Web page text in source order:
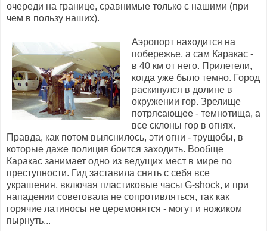
очереди на границе, сравнимые только с нашими (при
чем в пользу наших).
Аэропорт находится на
побережье, а сам Каракас -
в 40 км от него. Прилетели,
когда уже было темно. Город
раскинулся в долине в
окружении гор. Зрелище
потрясающее - темнотища, а
все склоны гор в огнях.
Правда, как потом выяснилось, эти огни - трущобы, в
которые даже полиция боится заходить. Вообще
Каракас занимает одно из ведущих мест в мире по
преступности. Гид заставила снять с себя все
украшения, включая пластиковые часы G-shock, и при
нападении советовала не сопротивляться, так как
горячие латиносы не церемонятся - могут и ножиком
пырнуть...